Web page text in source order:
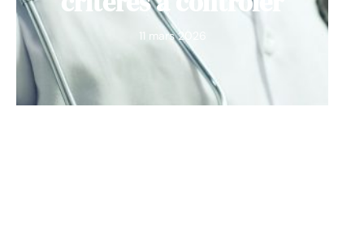
11 mars 2026